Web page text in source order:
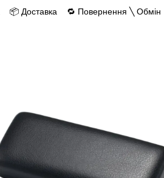
📦 Доставка 🔁 Повернення ╲ Обмін